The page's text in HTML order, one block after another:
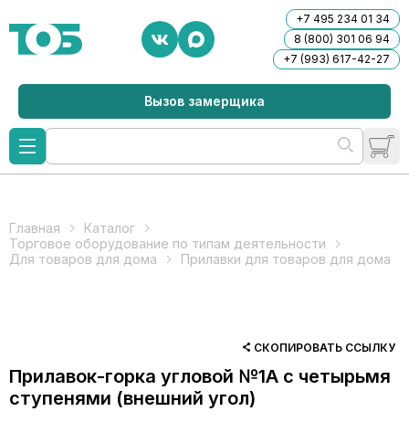
+7 495 234 01 34
8 (800) 301 06 94
+7 (993) 617-42-27
Вызов замерщика
Главная
Каталог
Торговое оборудование по типам деятельности
Для товаров для дома
Прилавки для товаров для дома
СКОПИРОВАТЬ ССЫЛКУ
Прилавок-горка угловой №1А с четырьмя
ступенями (внешний угол)